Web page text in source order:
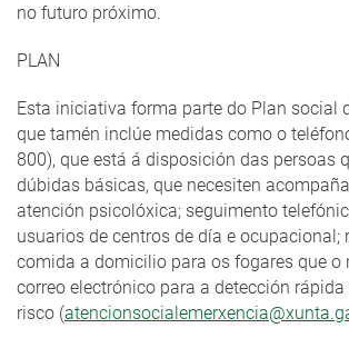
no futuro próximo.
PLAN
Esta iniciativa forma parte do Plan social
que tamén inclúe medidas como o
800), que está á disposición das persoas
dúbidas básicas, que necesiten
atención psicolóxica; seguimento
usuarios de centros de día e ocupacional;
comida a domicilio para os fogares que o
correo electrónico para a detección
risco (